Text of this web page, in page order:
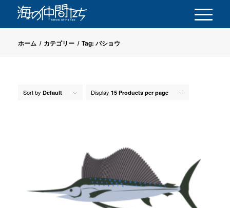
ホーム / カテゴリー / Tag: バショウ
Sort by Default Display 15 Products per page